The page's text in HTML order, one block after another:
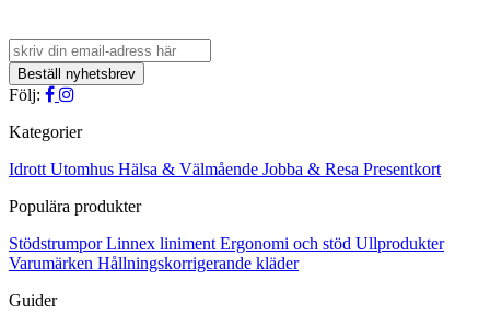
Följ:
Kategorier
Idrott Utomhus Hälsa & Välmående Jobba & Resa Presentkort
Populära produkter
StödstrumporLinnex liniment Ergonomi och stöd Ullprodukter
Varumärken Hållningskorrigerande kläder
Guider